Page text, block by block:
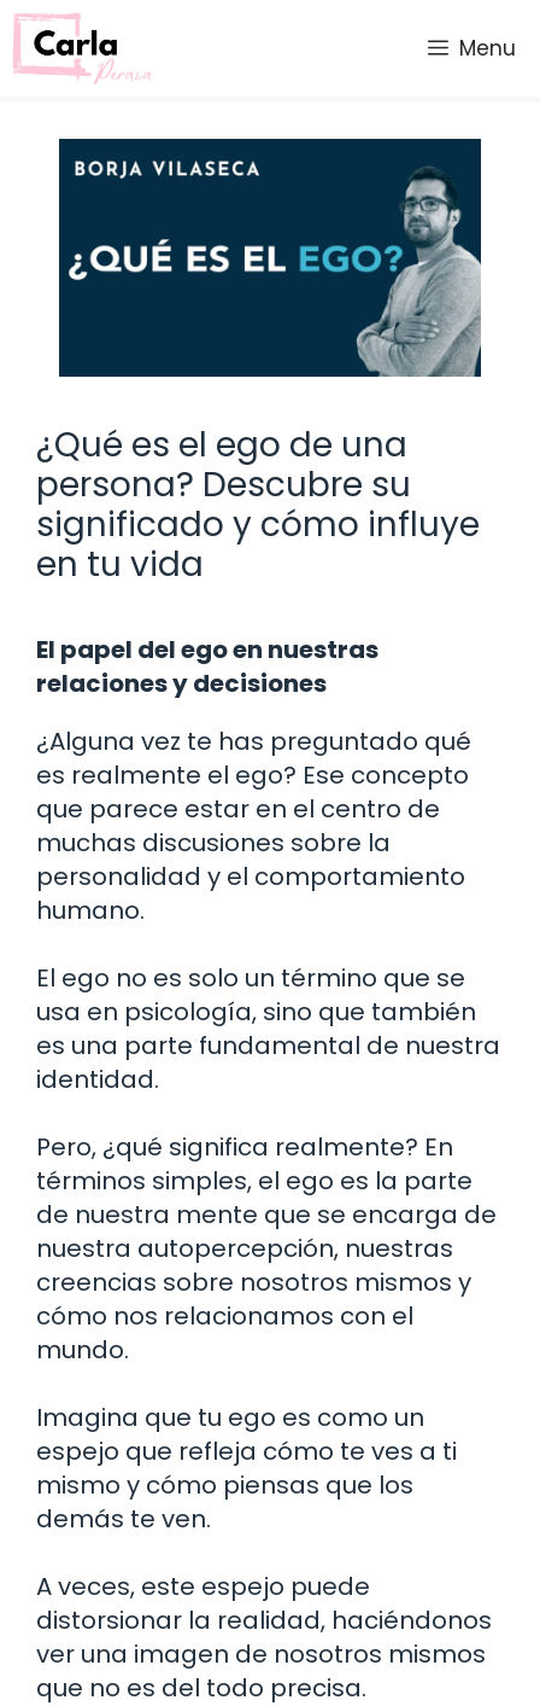
Saltar
al
contenido
Menu
¿Qué es el ego de una
persona? Descubre su
significado y cómo influye
en tu vida
El papel del ego en nuestras
relaciones y decisiones
¿Alguna vez te has preguntado qué
es realmente el ego? Ese concepto
que parece estar en el centro de
muchas discusiones sobre la
personalidad y el comportamiento
humano.
El ego no es solo un término que se
usa en psicología, sino que también
es una parte fundamental de nuestra
identidad.
Pero, ¿qué significa realmente? En
términos simples, el ego es la parte
de nuestra mente que se encarga de
nuestra autopercepción, nuestras
creencias sobre nosotros mismos y
cómo nos relacionamos con el
mundo.
Imagina que tu ego es como un
espejo que refleja cómo te ves a ti
mismo y cómo piensas que los
demás te ven.
A veces, este espejo puede
distorsionar la realidad, haciéndonos
ver una imagen de nosotros mismos
que no es del todo precisa.